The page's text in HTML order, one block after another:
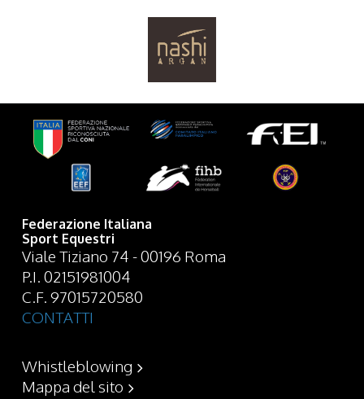
Federazione Italiana
Sport Equestri
Viale Tiziano 74 - 00196 Roma
P.I. 02151981004
C.F. 97015720580
CONTATTI
Whistleblowing
Mappa del sito